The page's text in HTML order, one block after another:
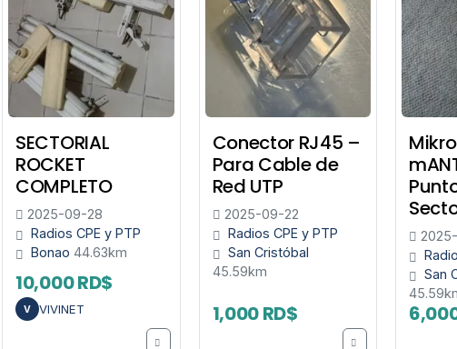
SECTORIAL
ROCKET
COMPLETO
2025-09-28
Radios CPE y PTP
Bonao 44.63km
10,000 RD$
V VIVINET
Conector RJ45 –
Para Cable de
Red UTP
2025-09-22
Radios CPE y PTP
San Cristóbal
45.59km
1,000 RD$
San